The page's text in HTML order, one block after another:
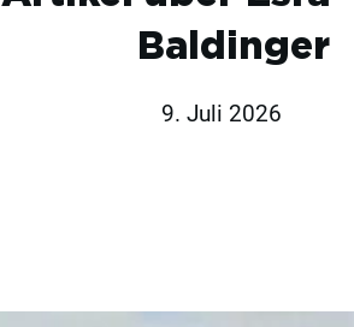
Baldinger
9. Juli 2026